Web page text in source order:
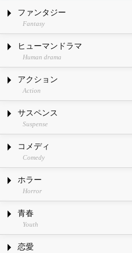
ファンタジー
Fantasy
ヒューマンドラマ
Human drama
アクション
Action
サスペンス
Suspense
コメディ
Comedy
ホラー
Horror
青春
Youth
恋愛